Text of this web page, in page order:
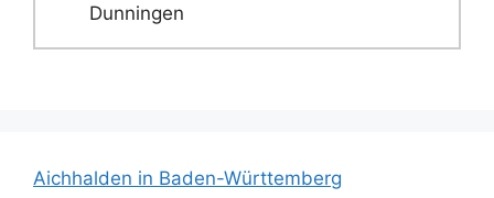
Dunningen
Aichhalden in Baden-Württemberg